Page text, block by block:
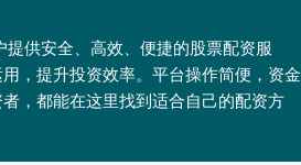
供安全、高效、便捷的股票配资服
，提升投资效率。平台操作简便，资金
，都能在这里找到适合自己的配资方